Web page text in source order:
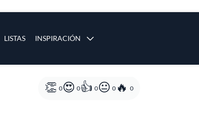
Pasar al contenido principal
LISTAS INSPIRACIÓN
0 0 0 0 0